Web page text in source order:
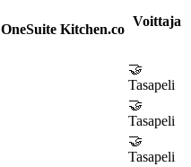
OneSuite Kitchen.co
Voittaja
🤝
Tasapeli
🤝
Tasapeli
🤝
Tasapeli